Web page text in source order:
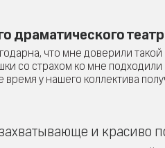
драматического
что мне доверили
со страхом ко мне
у нашего коллектива
и красиво